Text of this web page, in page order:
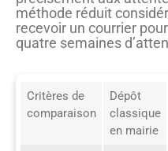
méthode réduit
recevoir un courrier
quatre semaines
Critères de
comparaison
Dépôt
classique
en mairie